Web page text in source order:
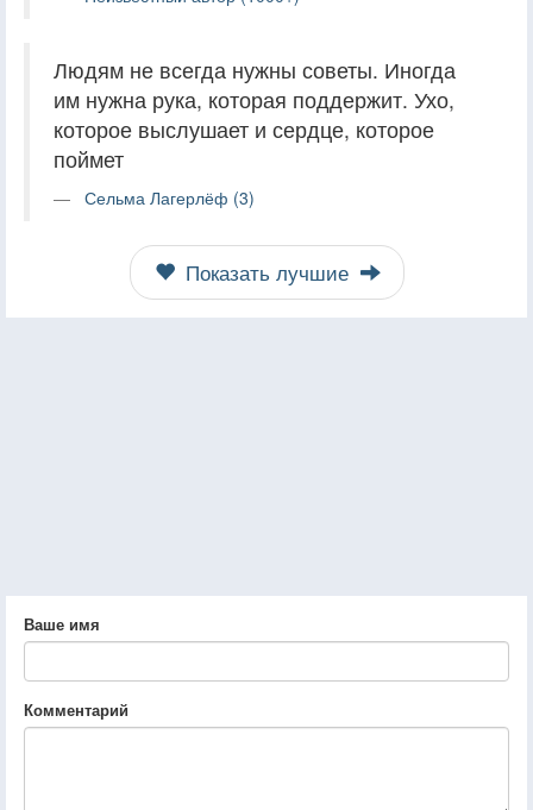
Людям не всегда нужны советы. Иногда
им нужна рука, которая поддержит. Ухо,
которое выслушает и сердце, которое
поймет
Сельма Лагерлёф (3)
Показать лучшие
Ваше имя
Комментарий